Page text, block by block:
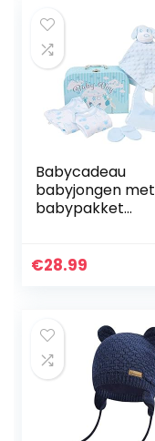
Babycadeau
babyjongen met
babypakket
jongen inclusief
€28.99